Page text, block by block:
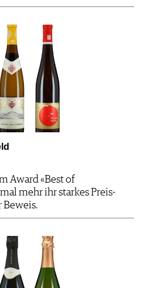
Award «Best of
mehr ihr starkes Preis-
Beweis.